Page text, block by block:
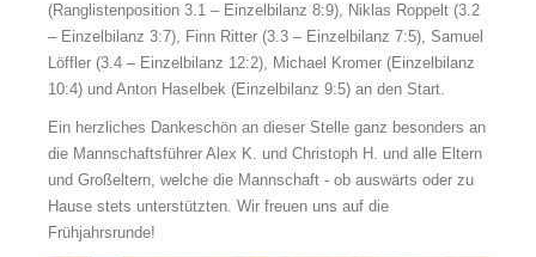
(Ranglistenposition 3.1 – Einzelbilanz 8:9), Niklas Roppelt (3.2
– Einzelbilanz 3:7), Finn Ritter (3.3 – Einzelbilanz 7:5), Samuel
Löffler (3.4 – Einzelbilanz 12:2), Michael Kromer (Einzelbilanz
10:4) und Anton Haselbek (Einzelbilanz 9:5) an den Start.
Ein herzliches Dankeschön an dieser Stelle ganz besonders an
die Mannschaftsführer Alex K. und Christoph H. und alle Eltern
und Großeltern, welche die Mannschaft - ob auswärts oder zu
Hause stets unterstützten. Wir freuen uns auf die
Frühjahrsrunde!